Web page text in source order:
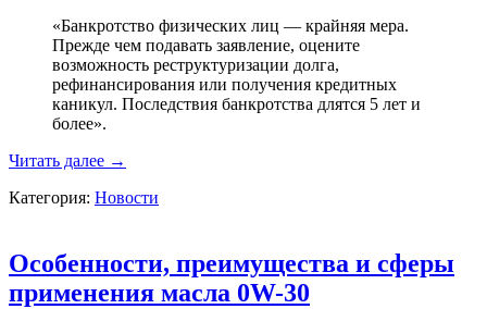
«Банкротство физических лиц — крайняя мера.
Прежде чем подавать заявление, оцените
возможность реструктуризации долга,
рефинансирования или получения кредитных
каникул. Последствия банкротства длятся 5 лет и
более».
Читать далее Процедура
физических
и
пошаговый
план
→
Категория: Новости
Особенности, преимущества и сферы
применения масла 0W-30